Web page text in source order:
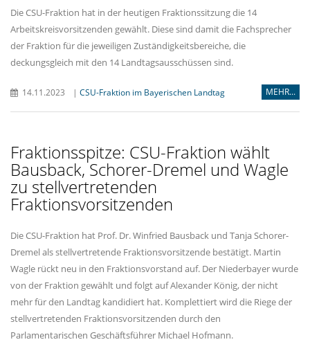
Die CSU-Fraktion hat in der heutigen Fraktionssitzung die 14
Arbeitskreisvorsitzenden gewählt. Diese sind damit die Fachsprecher
der Fraktion für die jeweiligen Zuständigkeitsbereiche, die
deckungsgleich mit den 14 Landtagsausschüssen sind.
14.11.2023 | CSU-Fraktion im Bayerischen Landtag MEHR...
Fraktionsspitze: CSU-Fraktion wählt
Bausback, Schorer-Dremel und Wagle
zu stellvertretenden
Fraktionsvorsitzenden
Die CSU-Fraktion hat Prof. Dr. Winfried Bausback und Tanja Schorer-
Dremel als stellvertretende Fraktionsvorsitzende bestätigt. Martin
Wagle rückt neu in den Fraktionsvorstand auf. Der Niederbayer wurde
von der Fraktion gewählt und folgt auf Alexander König, der nicht
mehr für den Landtag kandidiert hat. Komplettiert wird die Riege der
stellvertretenden Fraktionsvorsitzenden durch den
Parlamentarischen Geschäftsführer Michael Hofmann.